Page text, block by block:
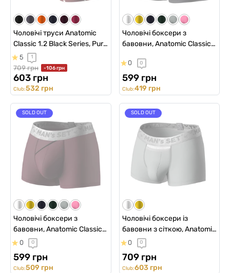
Чоловічі труси Anatomic
Classic 1.2 Black Series, Pure
Love
5 1
709 грн -106 грн
603 грн
Club:532 грн
Чоловічі боксери з
бавовни, Anatomic Classic
графітовий
0 0
599 грн
Club:419 грн
SOLD OUT
Чоловічі боксери з
бавовни, Anatomic Classic
2.0, Silver Series, вишня
0 0
599 грн
Club:509 грн
SOLD OUT
Чоловічі боксери із
бавовни з сіткою, Anatomic
Classic Light, Silver Series,
сірий
0 0
709 грн
Club:603 грн